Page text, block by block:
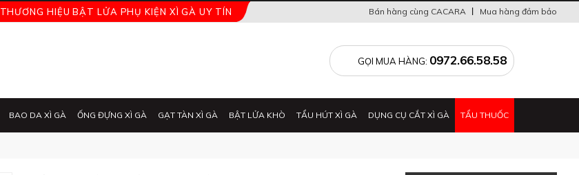
THƯƠNG HIỆU BẬT LỬA PHỤ KIỆN XÌ GÀ UY TÍN Mua hàng đảm bảo
Bán hàng cùng CACARA
GỌI MUA HÀNG: 0972.66.58.58
BAO DA XÌ GÀ ỐNG ĐỰNG XÌ GÀ GẠT TÀN XÌ GÀ BẬT LỬA KHÒ TẨU HÚT XÌ GÀ DỤNG CỤ CẮT XÌ GÀ TẨU THUỐC